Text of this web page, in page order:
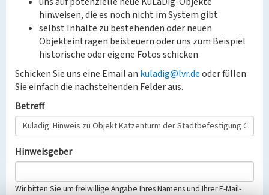
hinweisen, die es noch nicht im System gibt
selbst Inhalte zu bestehenden oder neuen
Objekteinträgen beisteuern oder uns zum Beispiel
historische oder eigene Fotos schicken
Schicken Sie uns eine Email an kuladig@lvr.deoder füllen
Sie einfach die nachstehenden Felder aus.
Betreff
Hinweisgeber
Wir bitten Sie um freiwillige Angabe Ihres Namens und Ihrer E-Mail-